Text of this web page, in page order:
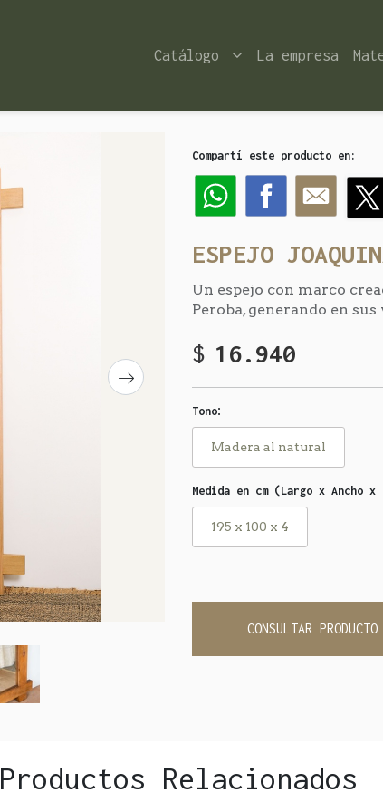
Catálogo La empresa
Compartí este producto en:
ESPEJO
Un espejo con marco
Peroba, generando en
$16.940
Tono:
Madera al natural
Medida en cm (Largo x Ancho x
195 x 100 x 4
CONSULTAR PRODUCTO
Productos Relacionados